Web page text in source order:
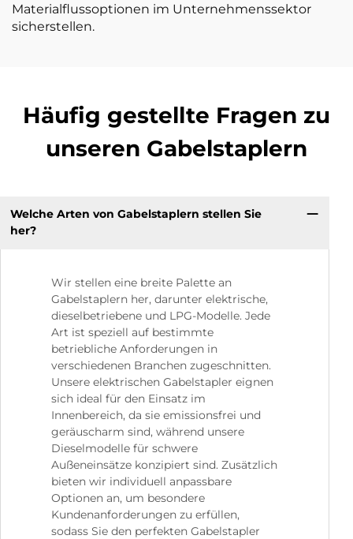
Materialflussoptionen im Unternehmenssektor
sicherstellen.
Häufig gestellte Fragen zu
unseren Gabelstaplern
Welche Arten von Gabelstaplern stellen Sie
her?
Wir stellen eine breite Palette an
Gabelstaplern her, darunter elektrische,
dieselbetriebene und LPG-Modelle. Jede
Art ist speziell auf bestimmte
betriebliche Anforderungen in
verschiedenen Branchen zugeschnitten.
Unsere elektrischen Gabelstapler eignen
sich ideal für den Einsatz im
Innenbereich, da sie emissionsfrei und
geräuscharm sind, während unsere
Dieselmodelle für schwere
Außeneinsätze konzipiert sind. Zusätzlich
bieten wir individuell anpassbare
Optionen an, um besondere
Kundenanforderungen zu erfüllen,
sodass Sie den perfekten Gabelstapler